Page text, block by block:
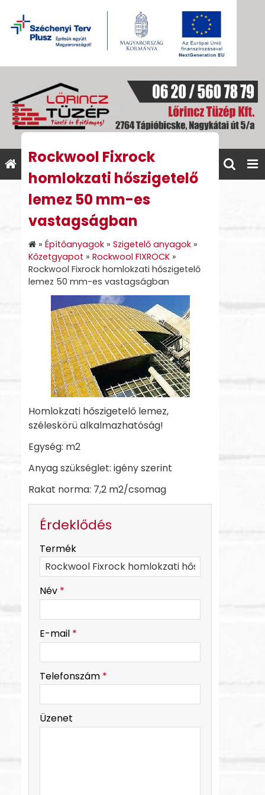
Rockwool Fixrock
homlokzati hőszigetelő
lemez 50 mm-es
vastagságban
» Építőanyagok » Szigetelő anyagok »
Kőzetgyapot » Rockwool FIXROCK »
Rockwool Fixrock homlokzati hőszigetelő
lemez 50 mm-es vastagságban
Homlokzati hőszigetelő lemez,
széleskörü alkalmazhatóság!
Egység: m2
Anyag szükséglet: igény szerint
Rakat norma: 7,2 m2/csomag
Érdeklődés
-
Termék
Név *
E-mail *
Telefonszám *
Üzenet